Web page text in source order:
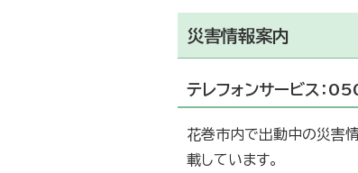
災害情報案内
テレフォンサービス
花巻市内で出動中の災害
載しています。